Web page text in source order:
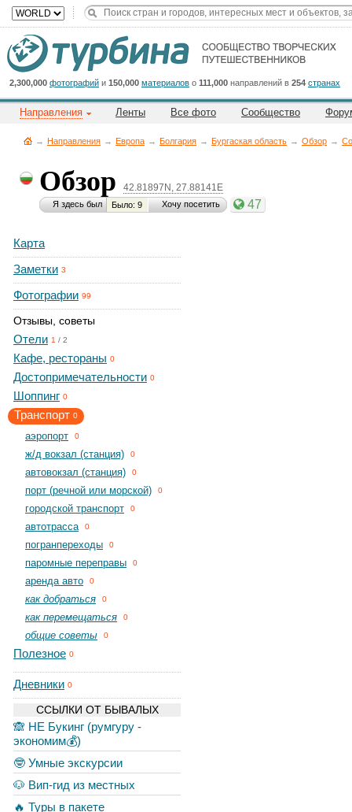
2,300,000 фотографий и 150,000 материалов о 111,000 направлений в 254 странах
Направления Ленты Все фото Сообщество
→ Направления → Европа → Болгария → Бургаская область → Обзор →
Обзор 42.81897N, 27.88141E
Я здесь был Было: 9 Хочу посетить 47
Карта
Заметки 3
Фотографии 99
Отзывы, советы
Отели 1 / 2
Кафе, рестораны 0
Достопримечательности 0
Шоппинг 0
Транспорт 0
aэропорт 0
ж/д вокзал (станция) 0
автовокзал (станция) 0
порт (речной или морской) 0
городской транспорт 0
автотрасса 0
погранпереходы 0
паромные переправы 0
аренда авто 0
как добраться 0
как перемещаться 0
общие советы 0
Полезное 0
Дневники 0
ССЫЛКИ ОТ БЫВАЛЫХ
🙈 НЕ Букинг (румгуру -
экономим💰)
🤓 Умные экскурсии
🐶 Вип-гид из местных
🔥 Туры в пакете